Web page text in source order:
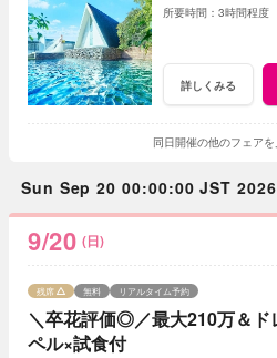
3時間程度
詳しくみる
同日開催の他のフェア
Sun Sep 20 00:00:00 JST 2026
9/20 (日)
＼卒花評価◎／最大210万＆ド
ペル×試食付
残席 無料 リアルタイム予約